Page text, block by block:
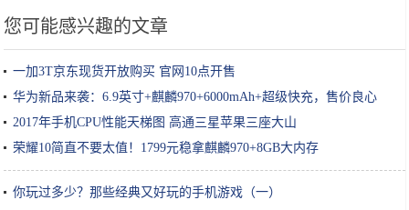
您可能感兴趣的文章
一加3T京东现货开放购买 官网10点开售
华为新品来袭：6.9英寸+麒麟970+6000mAh+超级快充，售价良心
2017年手机CPU性能天梯图 高通三星苹果三座大山
荣耀10简直不要太值！1799元稳拿麒麟970+8GB大内存
你玩过多少？那些经典又好玩的手机游戏（一）